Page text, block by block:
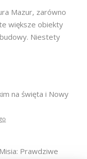
Mazur, zarówno
większe obiekty
Niestety
na święta i Nowy
Prawdziwe